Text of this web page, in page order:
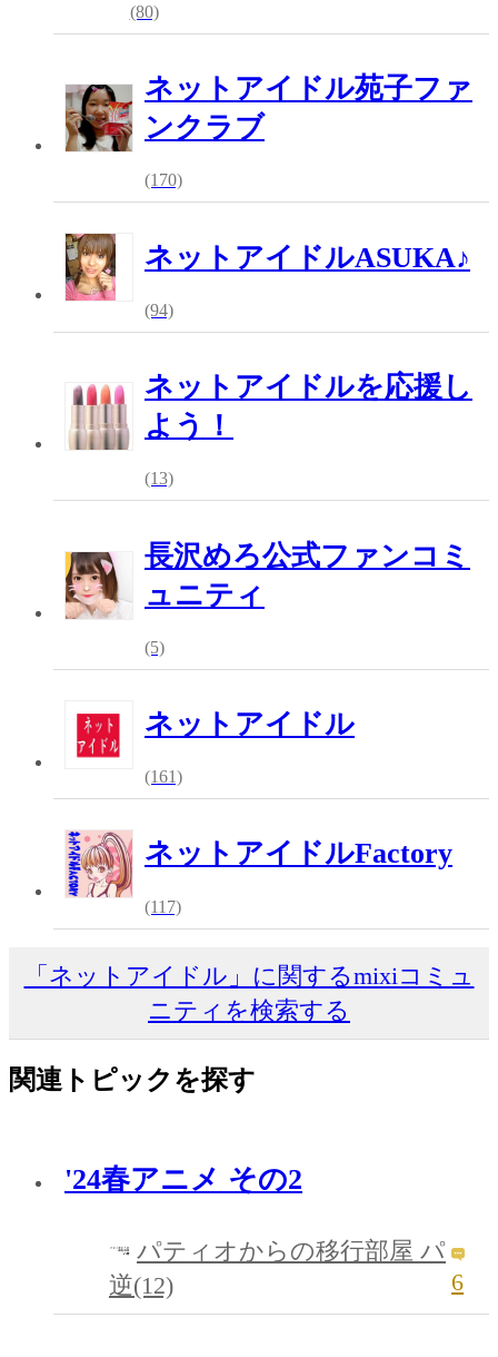
(80)
ネットアイドル苑子ファ
ンクラブ
(170)
ネットアイドルASUKA♪
(94)
ネットアイドルを応援し
よう！
(13)
長沢めろ公式ファンコミ
ュニティ
(5)
ネットアイドル
(161)
ネットアイドルFactory
(117)
「ネットアイドル」に関するmixiコミュ
ニティを検索する
関連トピックを探す
'24春アニメ その2
パティオからの移行部屋 パ
逆(12)
6